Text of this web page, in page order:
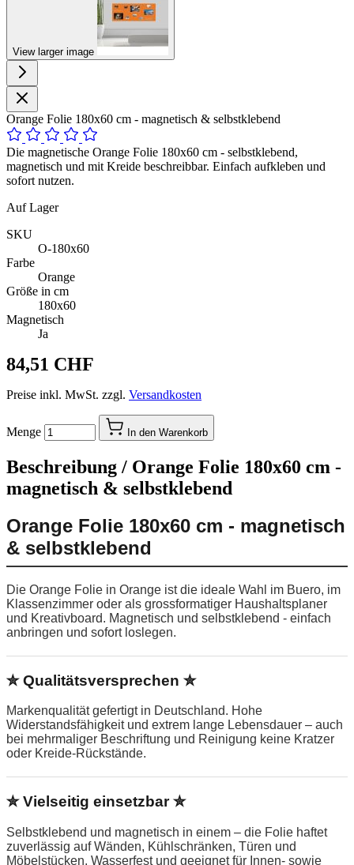
View larger image
Orange Folie 180x60 cm - magnetisch & selbstklebend
Die magnetische Orange Folie 180x60 cm - selbstklebend,
magnetisch und mit Kreide beschreibbar. Einfach aufkleben und
sofort nutzen.
Auf Lager
SKU
O-180x60
Farbe
Orange
Größe in cm
180x60
Magnetisch
Ja
84,51 CHF
Preise inkl. MwSt. zzgl. Versandkosten
Menge In den Warenkorb
Beschreibung / Orange Folie 180x60 cm -
magnetisch & selbstklebend
Orange Folie 180x60 cm - magnetisch
& selbstklebend
Die Orange Folie in Orange ist die ideale Wahl im Buero, im
Klassenzimmer oder als grossformatiger Haushaltsplaner
und Kreativboard. Magnetisch und selbstklebend - einfach
anbringen und sofort loslegen.
✮ Qualitätsversprechen ✮
Markenqualität gefertigt in Deutschland. Hohe
Widerstandsfähigkeit und extrem lange Lebensdauer – auch
bei mehrmaliger Beschriftung und Reinigung keine Kratzer
oder Kreide-Rückstände.
✮ Vielseitig einsetzbar ✮
Selbstklebend und magnetisch in einem – die Folie haftet
zuverlässig auf Wänden, Kühlschränken, Türen und
Möbelstücken. Wasserfest und geeignet für Innen- sowie